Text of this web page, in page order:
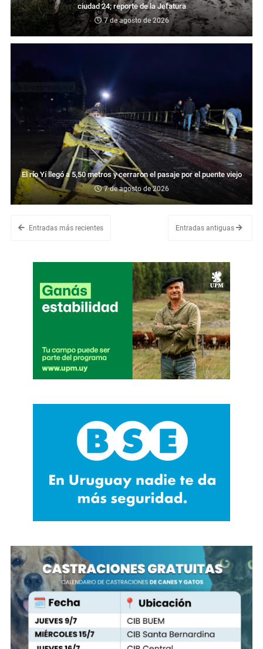
ciudad 24; reporte de la Jefatura
7 de agosto de 2026
El río Yí llegó a 5,50 metros y cerraron el pasaje por el puente viejo
7 de agosto de 2026
Entradas más recientes Entradas antiguas